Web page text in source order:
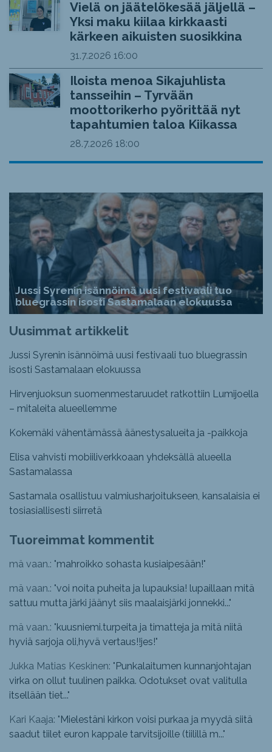
Vielä on jäätelökesää jäljellä –
Yksi maku kiilaa kirkkaasti
kärkeen aikuisten suosikkina
31.7.2026 16:00
Iloista menoa Sikajuhlista
tansseihin – Tyrvään
moottorikerho pyörittää nyt
tapahtumien taloa Kiikassa
28.7.2026 18:00
Jussi Syrenin isännöimä uusi festivaali tuo
bluegrassin isosti Sastamalaan elokuussa
Uusimmat artikkelit
Jussi Syrenin isännöimä uusi festivaali tuo bluegrassin
isosti Sastamalaan elokuussa
Hirvenjuoksun suomenmestaruudet ratkottiin Lumijoella
– mitaleita alueellemme
Kokemäki vähentämässä äänestysalueita ja -paikkoja
Elisa vahvisti mobiiliverkkoaan yhdeksällä alueella
Sastamalassa
Sastamala osallistuu valmiusharjoitukseen, kansalaisia ei
tosiasiallisesti siirretä
Tuoreimmat kommentit
mä vaan.: "mahroikko sohasta kusiaipesään!"
mä vaan.: "voi noita puheita ja lupauksia! lupaillaan mitä
sattuu mutta järki jäänyt siis maalaisjärki jonnekki..."
mä vaan.: "kuusniemi.turpeita ja timatteja ja mitä niitä
hyviä sarjoja oli,hyvä vertaus!!jes!"
Jukka Matias Keskinen: "Punkalaitumen kunnanjohtajan
virka on ollut tuulinen paikka. Odotukset ovat valitulla
itsellään tiet..."
Kari Kaaja: "Mielestäni kirkon voisi purkaa ja myydä siitä
saadut tiilet euron kappale tarvitsijoille (tiilillä m..."